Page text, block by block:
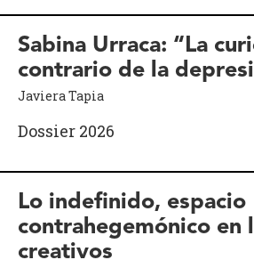
Sabina Urraca: “La
contrario de la
Javiera Tapia
Dossier 2026
Lo indefinido, espacio
contrahegemónico en
creativos